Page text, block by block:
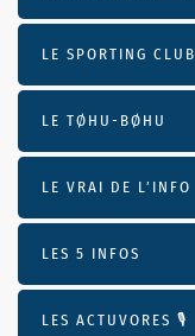
LE SPORTING CLUB
LE TØHU-BØHU
LE VRAI DE L’INFO
LES 5 INFOS
LES ACTUVORES 🎙